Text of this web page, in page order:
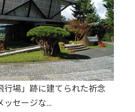
行場」跡に建てられた祈念
セージな...